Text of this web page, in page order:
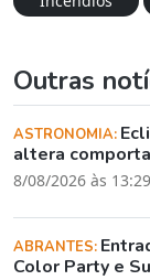
Outras
ASTRONOMIA:
altera
8/08/2026 às 13:29
ABRANTES:
Color Party e